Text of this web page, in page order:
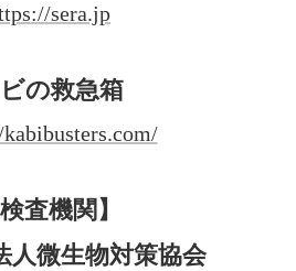
sera.jp
の救急箱
検査機関】
人微生物対策協会